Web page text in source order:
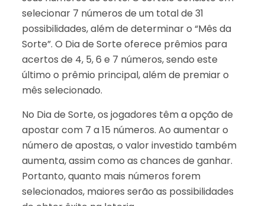
selecionar 7 números de um total de 31
possibilidades, além de determinar o “Mês da
Sorte”. O Dia de Sorte oferece prêmios para
acertos de 4, 5, 6 e 7 números, sendo este
último o prêmio principal, além de premiar o
mês selecionado.
No Dia de Sorte, os jogadores têm a opção de
apostar com 7 a 15 números. Ao aumentar o
número de apostas, o valor investido também
aumenta, assim como as chances de ganhar.
Portanto, quanto mais números forem
selecionados, maiores serão as possibilidades